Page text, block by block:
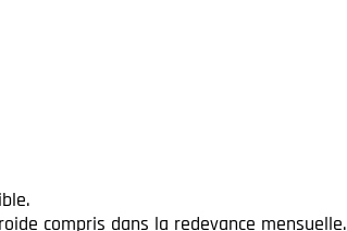
compris dans la redevance mensuelle.